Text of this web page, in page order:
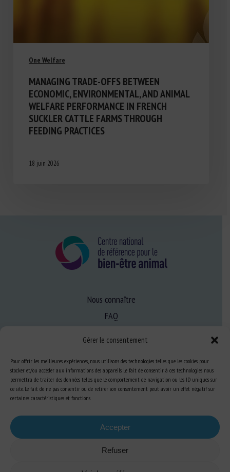
Gérer le consentement
Pour offrir les meilleures expériences, nous utilisons des technologies telles que les cookies pour
stocker et/ou accéder aux informations des appareils. Le fait de consentir à ces technologies nous
permettra de traiter des données telles que le comportement de navigation ou les ID uniques sur
ce site. Le fait de ne pas consentir ou de retirer son consentement peut avoir un effet négatif sur
certaines caractéristiques et fonctions.
Accepter
Refuser
One Welfare
MANAGING TRADE-OFFS BETWEEN
ECONOMIC, ENVIRONMENTAL, AND ANIMAL
WELFARE PERFORMANCE IN FRENCH
SUCKLER CATTLE FARMS THROUGH
FEEDING PRACTICES
18 juin 2026
Nous connaître
FAQ
S’informer sur le BEA
Se former au BEA
Ressources
S’abonner aux actualités